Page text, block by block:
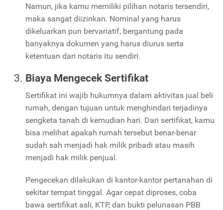
Namun, jika kamu memiliki pilihan notaris tersendiri,
maka sangat diizinkan. Nominal yang harus
dikeluarkan pun bervariatif, bergantung pada
banyaknya dokumen yang harus diurus serta
ketentuan dari notaris itu sendiri.
Biaya Mengecek Sertifikat
Sertifikat ini wajib hukumnya dalam aktivitas jual beli
rumah, dengan tujuan untuk menghindari terjadinya
sengketa tanah di kemudian hari. Dari sertifikat, kamu
bisa melihat apakah rumah tersebut benar-benar
sudah sah menjadi hak milik pribadi atau masih
menjadi hak milik penjual.
Pengecekan dilakukan di kantor-kantor pertanahan di
sekitar tempat tinggal. Agar cepat diproses, coba
bawa sertifikat asli, KTP, dan bukti pelunasan PBB